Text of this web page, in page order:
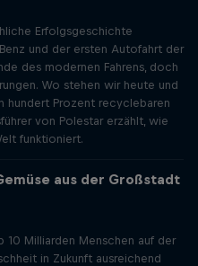
Erfolgsgeschichte
und der ersten Autofahrt der
des modernen Fahrens, doch
Wo stehen wir heute und
hundert Prozent recyclebaren
von Polestar erzählt, wie
funktioniert.
aus der Großstadt
10 Milliarden Menschen auf der
in Zukunft ausreichend